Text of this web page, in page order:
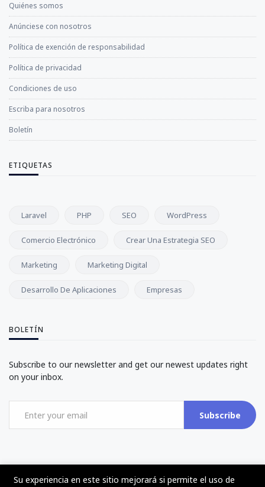
Quiénes somos
Anúnciese con nosotros
Política de exención de responsabilidad
Política de privacidad
Condiciones de uso
Escriba para nosotros
Boletín
ETIQUETAS
Laravel PHP SEO WordPress
Comercio Electrónico Crear Una Estrategia SEO
Marketing Marketing Digital
Desarrollo De Aplicaciones Empresas
BOLETÍN
Subscribe to our newsletter and get our newest updates right
on your inbox.
Subscribe
Su experiencia en este sitio mejorará si permite el uso de